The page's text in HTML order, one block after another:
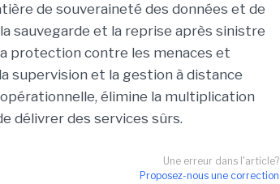
de souveraineté des données et de
sauvegarde et la reprise après sinistre
protection contre les menaces et
supervision et la gestion à distance
élimine la multiplication
délivrer des services sûrs.
Une erreur dans l'article?
Proposez-nous une correction